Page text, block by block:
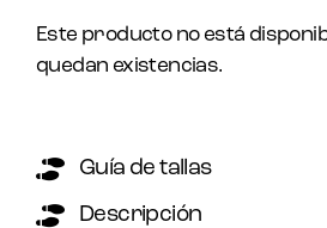
Este producto no está
quedan existencias.
Guía de tallas
Descripción